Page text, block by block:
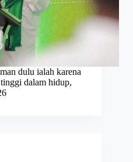
dulu ialah karena
dalam hidup,